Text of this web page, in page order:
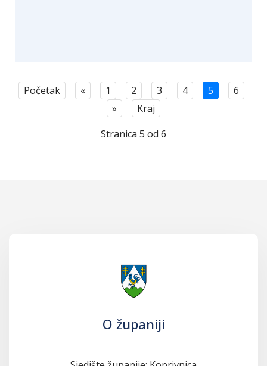
Početak « 1 2 3 4 5
6
»
Kraj
Stranica 5 od 6
O županiji